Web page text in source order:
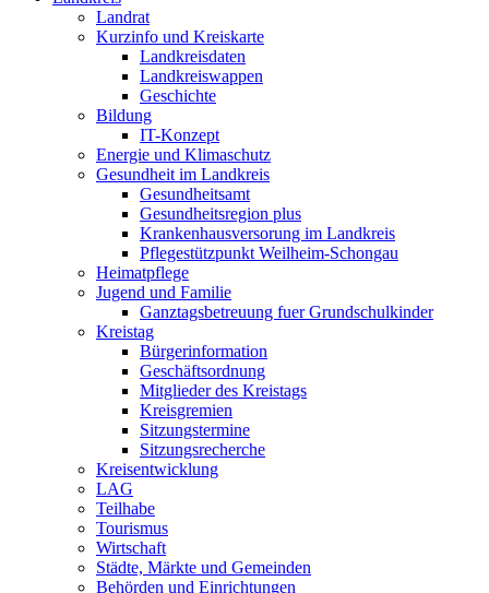
Landrat
Kurzinfo und Kreiskarte
Landkreisdaten
Landkreiswappen
Geschichte
Bildung
IT-Konzept
Energie und Klimaschutz
Gesundheit im Landkreis
Gesundheitsamt
Gesundheitsregion plus
Krankenhausversorung im Landkreis
Pflegestützpunkt Weilheim-Schongau
Heimatpflege
Jugend und Familie
Ganztagsbetreuung fuer Grundschulkinder
Kreistag
Bürgerinformation
Geschäftsordnung
Mitglieder des Kreistags
Kreisgremien
Sitzungstermine
Sitzungsrecherche
Kreisentwicklung
LAG
Teilhabe
Tourismus
Wirtschaft
Städte, Märkte und Gemeinden
Behörden und Einrichtungen